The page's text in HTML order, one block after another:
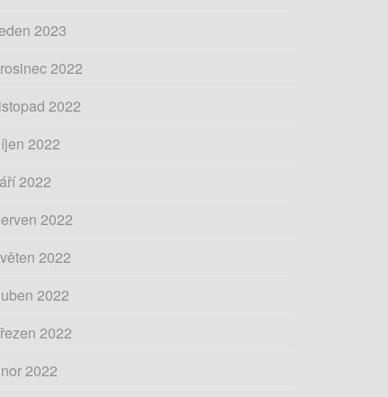
2023
2022
2022
2022
2022
2022
2022
2022
2022
2022